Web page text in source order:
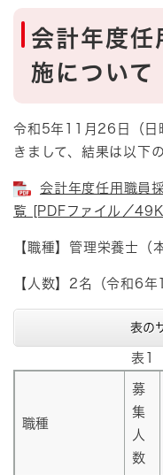
会計年度任
施について
令和5年11月26日（日
きまして、結果は以下
会計年度任用職員
覧 [PDFファイル／
【職種】管理栄養士（
【人数】2名（令和6年
表の
表1
職種
募
集
人
数